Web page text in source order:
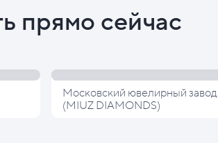
прямо сейчас
Московский ювелирный завод
(MIUZ DIAMONDS)